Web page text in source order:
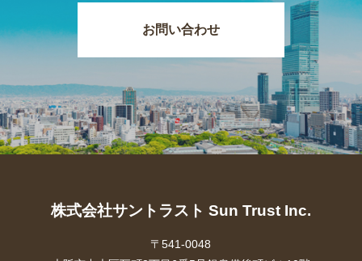
お問い合わせ
株式会社サントラスト Sun Trust Inc.
〒541-0048